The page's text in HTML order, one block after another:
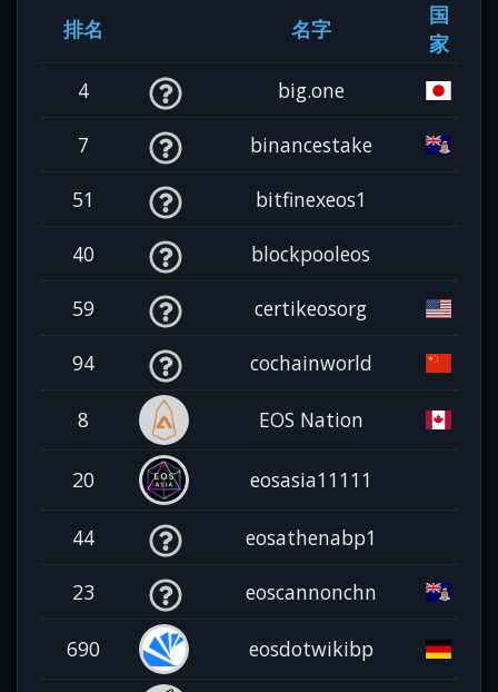
排名 名字
国
家
4
big.one
7 binancestake
51 bitfinexeos1
40 blockpooleos
59 certikeosorg
94 cochainworld
8 EOS Nation
20 eosasia11111
44 eosathenabp1
23 eoscannonchn
690 eosdotwikibp